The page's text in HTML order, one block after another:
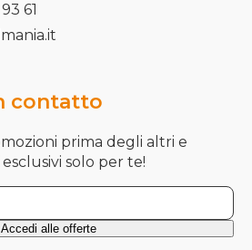
61
contatto
prima degli altri e
solo per te!